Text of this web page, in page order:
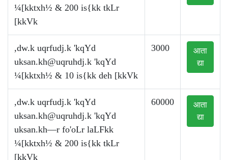
¼[kktxh½ & 200 is{kk tkLr
[kkVk
,dw.k uqrfudj.k 'kqYd
uksan.kh@uqruhdj.k 'kqYd
¼[kktxh½ & 10 is{kk deh [kkVk
3000
आता
द्या
,dw.k uqrfudj.k 'kqYd
uksan.kh@uqruhdj.k 'kqYd
uksan.kh—r fo'oLr laLFkk
¼[kktxh½ & 200 is{kk tkLr
[kkVk
60000
आता
द्या